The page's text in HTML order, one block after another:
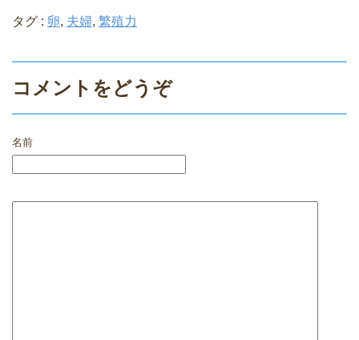
タグ : 卵, 夫婦, 繁殖力
コメントをどうぞ
名前